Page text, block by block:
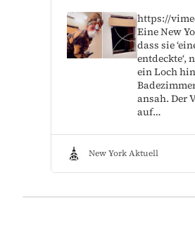
https://
Eine New
dass sie
entdeckte‘,
ein Loch
ansah. Der
auf…
New York Aktuell